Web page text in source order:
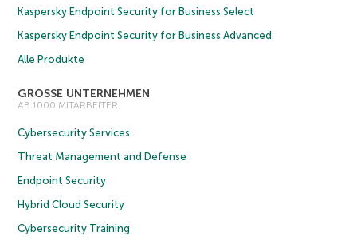
Kaspersky Endpoint Security for Business Select
Kaspersky Endpoint Security for Business Advanced
Alle Produkte
GROSSE UNTERNEHMEN
AB 1000 MITARBEITER
Cybersecurity Services
Threat Management and Defense
Endpoint Security
Hybrid Cloud Security
Cybersecurity Training